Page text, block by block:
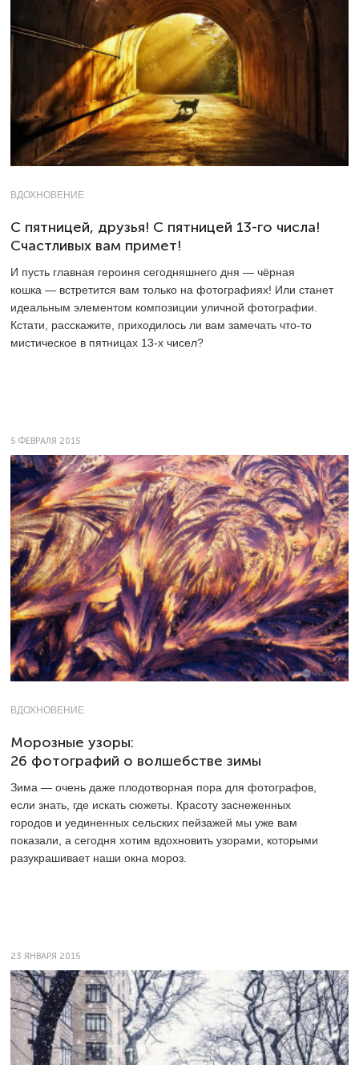
ВДОХНОВЕНИЕ
С пятницей, друзья! С пятницей 13-го числа!
Счастливых вам примет!
И пусть главная героиня сегодняшнего дня — чёрная
кошка — встретится вам только на фотографиях! Или станет
идеальным элементом композиции уличной фотографии.
Кстати, расскажите, приходилось ли вам замечать что-то
мистическое в пятницах 13-х чисел?
5 ФЕВРАЛЯ 2015
ВДОХНОВЕНИЕ
Морозные узоры:
26 фотографий о волшебстве зимы
Зима — очень даже плодотворная пора для фотографов,
если знать, где искать сюжеты. Красоту заснеженных
городов и уединенных сельских пейзажей мы уже вам
показали, а сегодня хотим вдохновить узорами, которыми
разукрашивает наши окна мороз.
23 ЯНВАРЯ 2015